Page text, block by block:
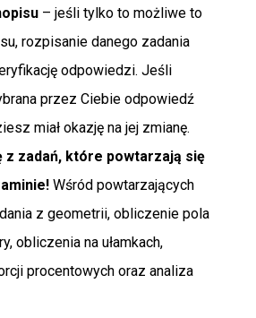
– jeśli tylko to możliwe to
rozpisanie danego zadania
odpowiedzi. Jeśli
przez Ciebie odpowiedź
miał okazję na jej zmianę.
z zadań, które powtarzają się
Wśród powtarzających
z geometrii, obliczenie pola
obliczenia na ułamkach,
procentowych oraz analiza